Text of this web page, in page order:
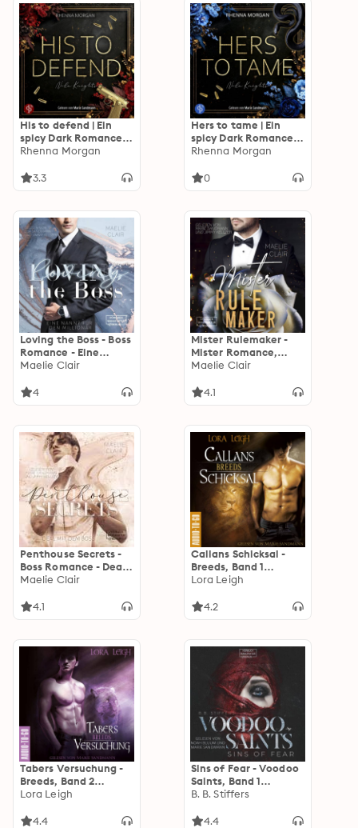
(Ungekürzt)
(Ungekürzt)
His to defend | Ein
spicy Dark Romance
Hörbuch - Haven
- Nola Knights, Band 1
Rhenna Morgan
3.3
Hers to tame | Ein
spicy Dark Romance
Hörbuch - Haven
- Nola Knights, Band 2
Rhenna Morgan
0
Loving the Boss - Boss
Romance - Eine
Nanny für den
(ungekürzt)
Maelie Clair
4
Mister Rulemaker -
Mister Romance,
Band 1 (ungekürzt)
Maelie Clair
4.1
Penthouse Secrets -
Boss Romance - Deal
mit dem Boss, Band 2
Maelie Clair
4.1
Callans Schicksal -
Breeds, Band 1
(ungekürzt)
Lora Leigh
4.2
Tabers Versuchung -
Breeds, Band 2
(ungekürzt)
Lora Leigh
4.4
Sins of Fear - Voodoo
Saints, Band 1
(ungekürzt)
B. B. Stiffers
4.4